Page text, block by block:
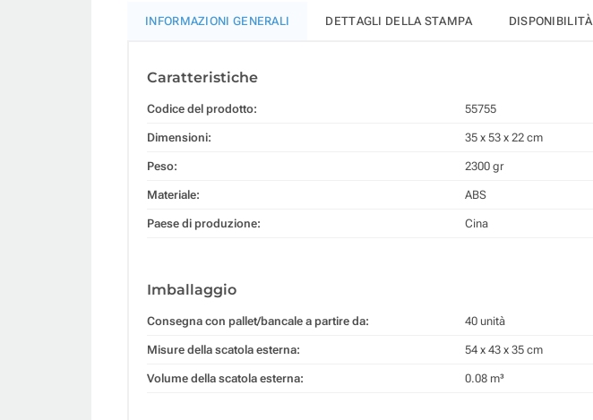
INFORMAZIONI GENERALI DETTAGLI DELLA STAMPA DISPONIBILITÀ
Caratteristiche
Codice del prodotto: 55755
Dimensioni: 35 x 53 x 22 cm
Peso: 2300 gr
Materiale: ABS
Paese di produzione: Cina
Imballaggio
Consegna con pallet/bancale a partire da: 40 unità
Misure della scatola esterna: 54 x 43 x 35 cm
Volume della scatola esterna: 0.08 m³